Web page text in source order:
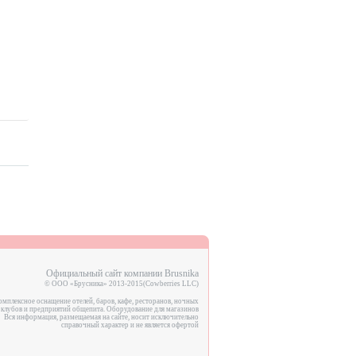
Официальный сайт компании Brusnika
© ООО «Брусника» 2013-2015(Cowberries LLC)
оснащение отелей, баров, кафе, ресторанов, ночных
клубов и предприятий общепита. Оборудование для магазинов
Вся информация, размещаемая на сайте, носит исключительно
справочный характер и не является офертой